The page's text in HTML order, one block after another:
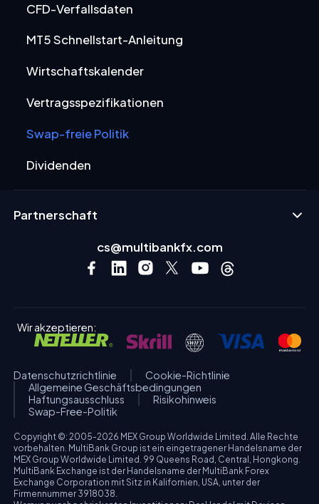
CFD-Verfallsdaten
MT5 Schnellstart-Anleitung
Wirtschaftskalender
Vertragsspezifikationen
Swap-freie Politik
Dividenden
Partnerschaft
cs@multibankfx.com
Wir akzeptieren:
Datenschutzrichtlinie
Cookie-Richtlinie
Allgemeine Geschäftsbedingungen
Haftungsausschluss
Risikohinweis
Swap-Free-Politik
Copyright ©: 2005-2026 MEX Group Worldwide Limited. Alle Rechte
vorbehalten. MultiBank Group ist ein eingetragener Handelsname der
MEX Group Worldwide Limited. 99 Queens Road, Central, Hongkong.
MultiBank Exchange ist der Handelsname der MultiBank Forex
Exchange Corporation mit Sitz in Kalifornien, USA, unter der
Firmennummer 3918038.